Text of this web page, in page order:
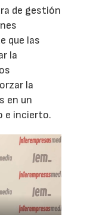
de gestión
que las
la
la
en un
e incierto.